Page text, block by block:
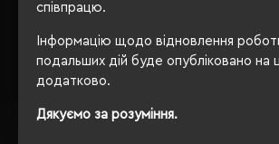
співпрацю.
Інформацію щодо відновлення
подальших дій буде опубліковано на
додатково.
Дякуємо за розуміння.